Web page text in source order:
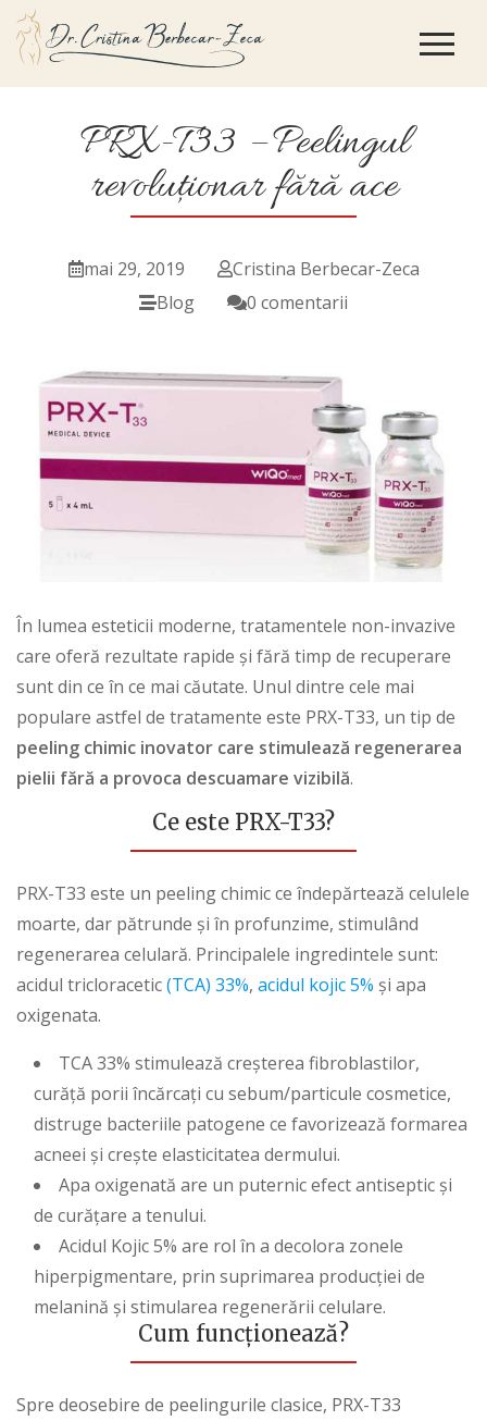
PRX-T33 – Peelingul
revoluționar fără ace
mai 29, 2019
Cristina Berbecar-Zeca
Blog
0 comentarii
În lumea esteticii moderne, tratamentele non-invazive
care oferă rezultate rapide și fără timp de recuperare
sunt din ce în ce mai căutate. Unul dintre cele mai
populare astfel de tratamente este PRX-T33, un tip de
peeling chimic inovator care stimulează regenerarea
pielii fără a provoca descuamare vizibilă.
Ce este PRX-T33?
PRX-T33 este un peeling chimic ce îndepărtează celulele
moarte, dar pătrunde și în profunzime, stimulând
regenerarea celulară. Principalele ingredintele sunt:
acidul tricloracetic(TCA) 33%, acidul kojic 5% și apa
oxigenata.
TCA 33% stimulează creșterea fibroblastilor,
curăță porii încărcați cu sebum/particule cosmetice,
distruge bacteriile patogene ce favorizează formarea
acneei și crește elasticitatea dermului.
Apa oxigenată are un puternic efect antiseptic și
de curățare a tenului.
Acidul Kojic 5% are rol în a decolora zonele
hiperpigmentare, prin suprimarea producției de
melanină și stimularea regenerării celulare.
Cum funcționează?
Spre deosebire de peelingurile clasice, PRX-T33